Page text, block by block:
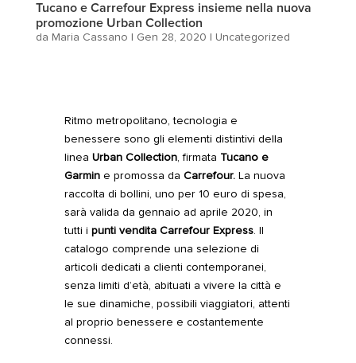
Tucano e Carrefour Express insieme nella nuova
promozione Urban Collection
da Maria Cassano | Gen 28, 2020 | Uncategorized
Ritmo metropolitano, tecnologia e
benessere sono gli elementi distintivi della
linea Urban Collection, firmata Tucano e
Garmine promossa da Carrefour. La nuova
raccolta di bollini, uno per 10 euro di spesa,
sarà valida da gennaio ad aprile 2020, in
tutti i punti vendita Carrefour Express. Il
catalogo comprende una selezione di
articoli dedicati a clienti contemporanei,
senza limiti d’età, abituati a vivere la città e
le sue dinamiche, possibili viaggiatori, attenti
al proprio benessere e costantemente
connessi.